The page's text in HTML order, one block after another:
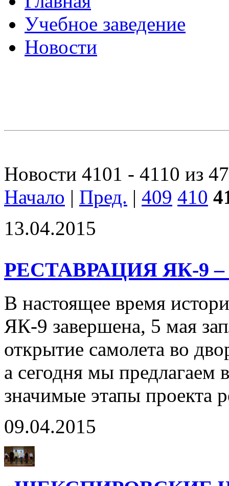
Учебное заведение
Новости
Новости 4101 - 4110 из
Начало | Пред. | 409 410
13.04.2015
РЕСТАВРАЦИЯ ЯК-9
В настоящее время
ЯК-9 завершена, 5 мая
открытие самолета во
а сегодня мы предлагаем
значимые этапы проекта
09.04.2015